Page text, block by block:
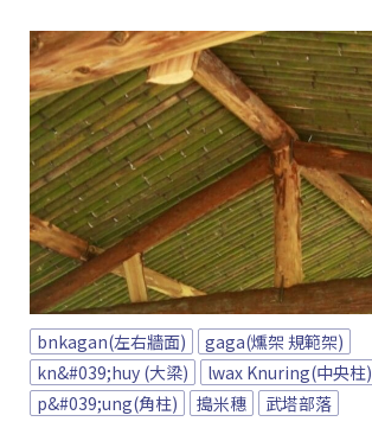
bnkagan(左右牆面)
gaga(燻架 規範架)
kn&#039;huy (大梁)
lwax Knuring(中央柱)
p&#039;ung(角柱)
搗米穗 武塔部落